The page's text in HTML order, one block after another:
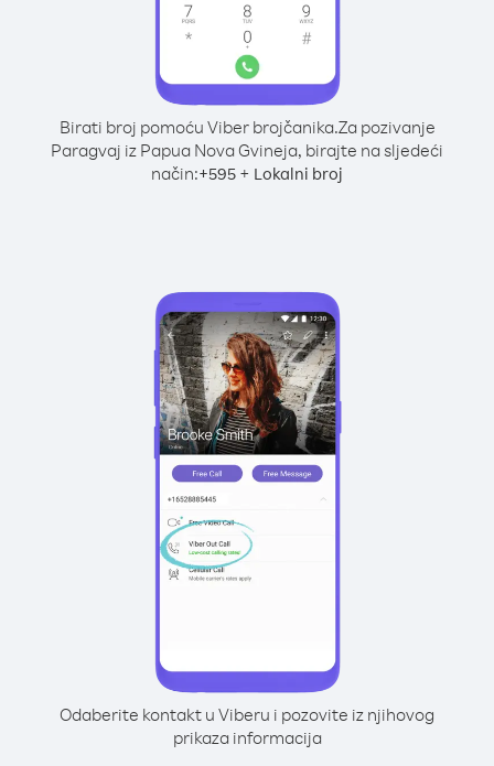
Birati broj pomoću Viber brojčanika.Za pozivanje
Paragvaj iz Papua Nova Gvineja, birajte na sljedeći
način:+595 + Lokalni broj
Odaberite kontakt u Viberu i pozovite iz njihovog
prikaza informacija